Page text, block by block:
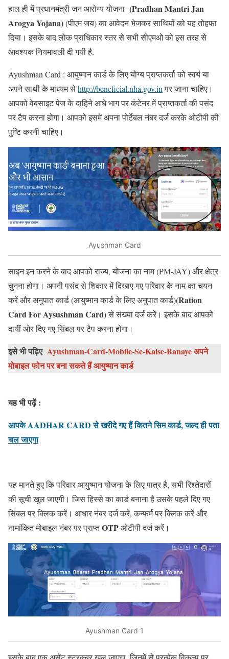
हाल ही में प्रधानमंत्री जन आरोग्य योजना (Pradhan Mantri Jan
Arogya Yojana)(पीएम जय) का आवेदन भेजकर साथियों को यह तोहफा
दिया। इसके बाद लोक प्राधिकार स्तर से सभी सीएमओ को इस तरह से
आवश्यक नियमावली दी गयी है.
Ayushman Card : आयुष्मान कार्ड के लिए योग्य प्राप्तकर्ता को स्वयं या
अपने साथी के माध्यम सेhttp://beneficial.nha.gov.inपर जाना चाहिए।
आपको वेबसाइट पेज के दाहिने आधे भाग पर कंटेनर में प्राप्तकर्ता की पसंद
पर टैप करना होगा। आपको इसमें अपना पोर्टेबल नंबर दर्ज करके ओटीपी की
पुष्टि करनी चाहिए।
Ayushman Card
साइन इन करने के बाद आपको राज्य, योजना का नाम (PM-JAY) और क्षेत्र
चुनना होगा। अपनी पसंद से शिकार में दिखाए गए परिवार के नाम का चयन
करें और अनुपात कार्ड (आयुष्मान कार्ड के लिए अनुपात कार्ड)(Ration
Card For Aysushman Card)से संख्या दर्ज करें। इसके बाद आपको
दायीं ओर दिए गए सिंबल पर टैप करना होगा।
इसे भी पढ़िए Ayushman-Card-Mobile-Se-Kaise-Banaye अपने
मोबाइल फोन पर बना सकते हैं आयुष्मान कार्ड
यह भी पढ़ें :
आपके AADHAR CARD से खरीदे गए हैं कितने सिम कार्ड, जल्द ही पता
चल जाएगा
यह मानते हुए कि परिवार आयुष्मान योजना के लिए पात्र है, सभी रिश्तेदारों
की सूची खुल जाएगी। जिस हिस्से का कार्ड बनाना है उसके पहले दिए गए
सिंबल पर क्लिक करें। आधार नंबर दर्ज करें, कन्फर्म पर क्लिक करें और
नामांकित मोबाइल नंबर पर प्राप्तOTPओटीपी दर्ज करें।
Ayushman Card 1